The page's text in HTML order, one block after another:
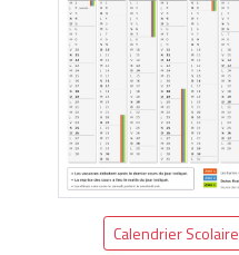
Calendrier Scolaire